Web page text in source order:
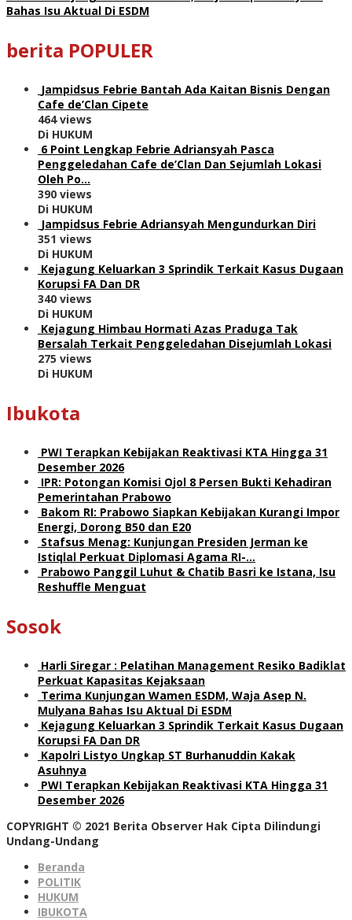
Bahas Isu Aktual Di ESDM
berita POPULER
Jampidsus Febrie Bantah Ada Kaitan Bisnis Dengan
Cafe de’Clan Cipete
464 views
Di HUKUM
6 Point Lengkap Febrie Adriansyah Pasca
Penggeledahan Cafe de’Clan Dan Sejumlah Lokasi
Oleh Po…
390 views
Di HUKUM
Jampidsus Febrie Adriansyah Mengundurkan Diri
351 views
Di HUKUM
Kejagung Keluarkan 3 Sprindik Terkait Kasus Dugaan
Korupsi FA Dan DR
340 views
Di HUKUM
Kejagung Himbau Hormati Azas Praduga Tak
Bersalah Terkait Penggeledahan Disejumlah Lokasi
275 views
Di HUKUM
Ibukota
PWI Terapkan Kebijakan Reaktivasi KTA Hingga 31
Desember 2026
IPR: Potongan Komisi Ojol 8 Persen Bukti Kehadiran
Pemerintahan Prabowo
Bakom RI: Prabowo Siapkan Kebijakan Kurangi Impor
Energi, Dorong B50 dan E20
Stafsus Menag: Kunjungan Presiden Jerman ke
Istiqlal Perkuat Diplomasi Agama RI-…
Prabowo Panggil Luhut & Chatib Basri ke Istana, Isu
Reshuffle Menguat
Sosok
Harli Siregar : Pelatihan Management Resiko Badiklat
Perkuat Kapasitas Kejaksaan
Terima Kunjungan Wamen ESDM, Waja Asep N.
Mulyana Bahas Isu Aktual Di ESDM
Kejagung Keluarkan 3 Sprindik Terkait Kasus Dugaan
Korupsi FA Dan DR
Kapolri Listyo Ungkap ST Burhanuddin Kakak
Asuhnya
PWI Terapkan Kebijakan Reaktivasi KTA Hingga 31
Desember 2026
COPYRIGHT © 2021 Berita Observer Hak Cipta Dilindungi
Undang-Undang
Beranda
POLITIK
HUKUM
IBUKOTA